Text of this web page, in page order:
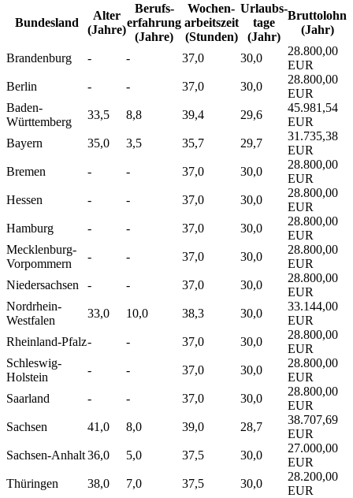
Bundesland
Alter
(Jahre)
Berufs­
erfahrung
(Jahre)
Wochen­
arbeitszeit
(Stunden)
Urlaubs­
tage
(Jahr)
Bruttolohn
(Jahr)
Brandenburg - - 37,0 30,0
28.800,00
EUR
Berlin
- - 37,0 30,0
28.800,00
EUR
Baden-
Württemberg
33,5 8,8 39,4 29,6
45.981,54
EUR
Bayern
35,0 3,5 35,7 29,7
31.735,38
EUR
Bremen
- - 37,0 30,0
28.800,00
EUR
Hessen
- - 37,0 30,0
28.800,00
EUR
Hamburg
- - 37,0 30,0
28.800,00
EUR
Mecklenburg-
Vorpommern
- - 37,0 30,0
28.800,00
EUR
Niedersachsen
- - 37,0 30,0
28.800,00
EUR
Nordrhein-
Westfalen
33,0 10,0 38,3 30,0
33.144,00
EUR
Rheinland-Pfalz- - 37,0 30,0
28.800,00
EUR
Schleswig-
Holstein
- - 37,0 30,0
28.800,00
EUR
Saarland
- - 37,0 30,0
28.800,00
EUR
Sachsen
41,0 8,0 39,0 28,7
38.707,69
EUR
Sachsen-Anhalt36,0 5,0 37,5 30,0
27.000,00
EUR
Thüringen
38,0 7,0 37,5 30,0
28.200,00
EUR